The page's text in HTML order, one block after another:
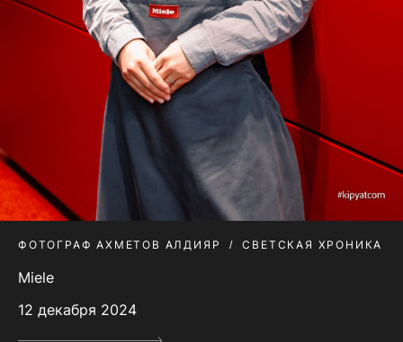
ФОТОГРАФ АХМЕТОВ АЛДИЯР СВЕТСКАЯ ХРОНИКА
Miele
12 декабря 2024